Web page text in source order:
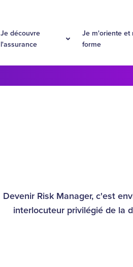
Je découvre
l'assurance
Je m'oriente et
forme
Devenir Risk Manager, c'est
interlocuteur privilégié de la